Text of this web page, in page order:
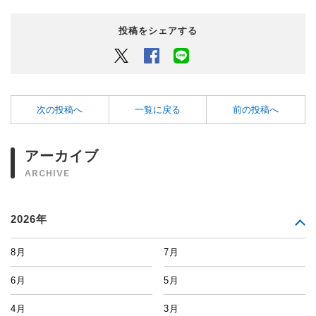
投稿をシェアする
Twitter Facebook
次の投稿へ 一覧に戻る 前の投稿へ
アーカイブ
ARCHIVE
2026年
8月 7月
6月 5月
4月 3月